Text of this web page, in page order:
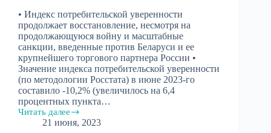
• Индекс потребительской уверенности
продолжает восстановление, несмотря на
продолжающуюся войну и масштабные
санкции, введенные против Беларуси и ее
крупнейшего торгового партнера России •
Значение индекса потребительской уверенности
(по методологии Росстата) в июне 2023-го
составило -10,2% (увеличилось на 6,4
процентных пункта…
Читать далее
Индекс
потребительской
21 июня, 2023